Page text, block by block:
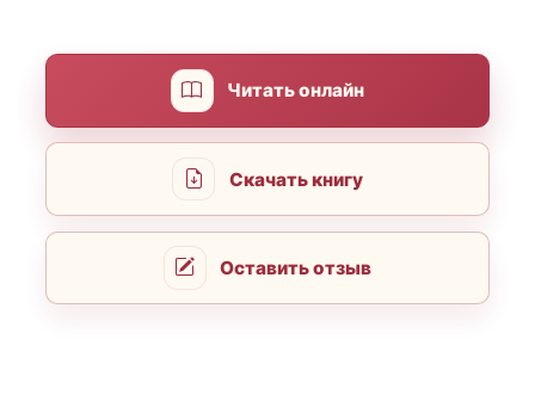
Читать онлайн
Скачать книгу
Оставить отзыв